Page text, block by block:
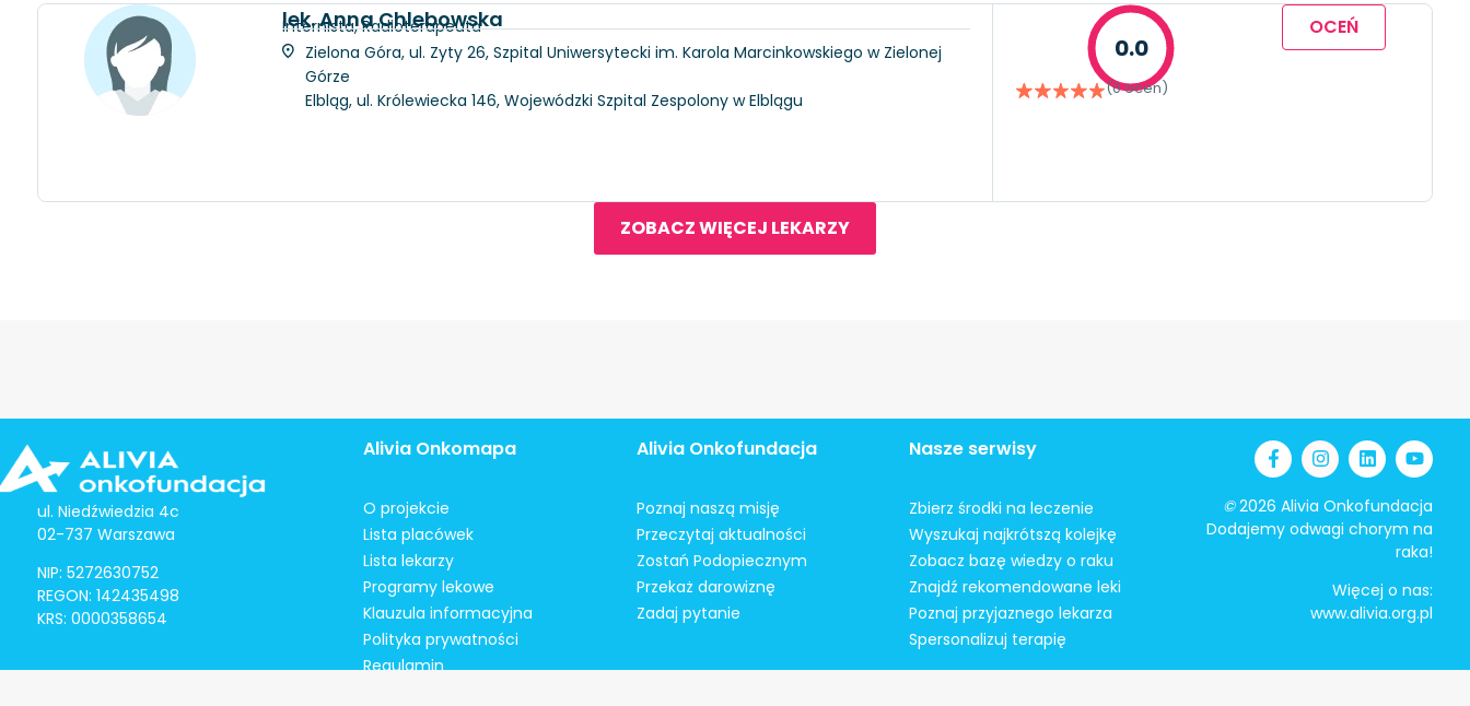
lek. Anna Chlebowska
Internista, Radioterapeuta
Zielona Góra, ul. Zyty 26, Szpital Uniwersytecki im. Karola Marcinkowskiego w Zielonej
Górze
Elbląg, ul. Królewiecka 146, Wojewódzki Szpital Zespolony w Elblągu
0.0
(0 ocen)
OCEŃ
ZOBACZ WIĘCEJ LEKARZY
ul. Niedźwiedzia 4c
02-737 Warszawa
NIP: 5272630752
REGON: 142435498
KRS: 0000358654
Alivia Onkomapa
O projekcie
Lista placówek
Lista lekarzy
Programy lekowe
Klauzula informacyjna
Polityka prywatności
Regulamin
Alivia Onkofundacja
Poznaj naszą misję
Przeczytaj aktualności
Zostań Podopiecznym
Przekaż darowiznę
Zadaj pytanie
Nasze serwisy
Zbierz środki na leczenie
Wyszukaj najkrótszą kolejkę
Zobacz bazę wiedzy o raku
Znajdź rekomendowane leki
Poznaj przyjaznego lekarza
Spersonalizuj terapię
©2026 Alivia Onkofundacja
Dodajemy odwagi chorym na
raka!
Więcej o nas:
www.alivia.org.pl